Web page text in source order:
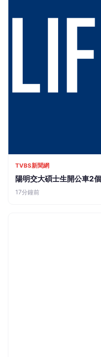
TVBS新聞網
陽明交大碩士生開公車2
17分鐘前